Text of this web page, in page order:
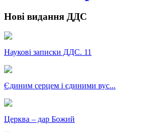
Нові видання ДДС
Наукові записки ДДС. 11
Єдиним серцем і єдиними вус...
Церква – дар Божий